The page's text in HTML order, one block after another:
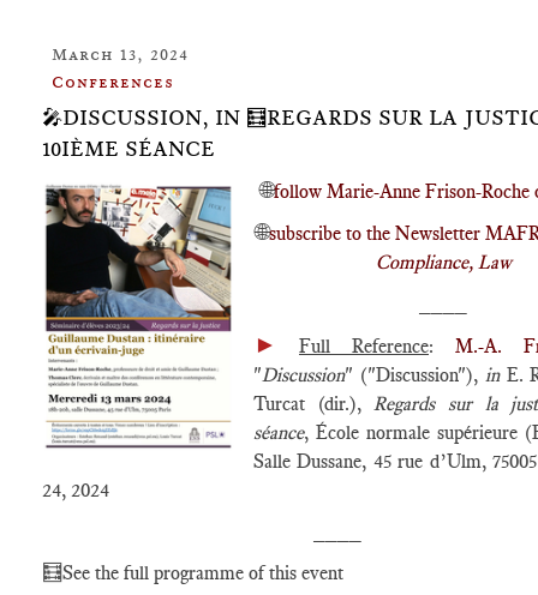
March 13, 2024
Conferences
🎤DISCUSSION, IN 🧮REGARDS SUR LA
10IÈME SÉANCE
🌐follow Marie-Anne Frison-Roche
🌐subscribe to the Newsletter
Compliance, Law
► Full Reference: M.-A.
"Discussion" ("Discussion"), inE.
Turcat (dir.),Regards sur la
séance, École normale supérieure
Salle Dussane, 45 rue d’Ulm,
24, 2024
🧮See the full programme of this event